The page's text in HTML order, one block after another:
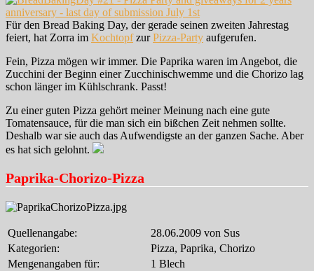
Für den Bread Baking Day, der gerade seinen zweiten Jahrestag
feiert, hat Zorra im KochtopfzurPizza-Party aufgerufen.
Fein, Pizza mögen wir immer. Die Paprika waren im Angebot, die
Zucchini der Beginn einer Zucchinischwemme und die Chorizo lag
schon länger im Kühlschrank. Passt!
Zu einer guten Pizza gehört meiner Meinung nach eine gute
Tomatensauce, für die man sich ein bißchen Zeit nehmen sollte.
Deshalb war sie auch das Aufwendigste an der ganzen Sache. Aber
es hat sich gelohnt.
Paprika-Chorizo-Pizza
Quellenangabe:
28.06.2009 von Sus
Kategorien:
Pizza, Paprika, Chorizo
Mengenangaben für:
1 Blech